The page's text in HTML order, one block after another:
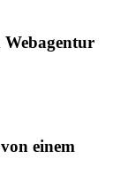
einem